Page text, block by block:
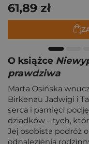
61,89 zł
O książce
prawdziwa
Marta Osińska
Birkenau Jadwigi i
serca i pamięci
dziadków – tych,
Jej osobista podróż
odnalezienia